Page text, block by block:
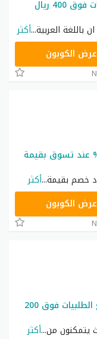
كود خصم شي ان 50 ريال عند شراء منتجات فوق 400 ريال
العربية...أكثر
عرض الكوبون
كود خصم شي ان خصم اضافي 30% عند تسوق بقيمة
خصم بقيمة...أكثر
عرض الكوبون
كود شي ان خصم اضافي 15% على جميع الطلبيات فوق 200
يتمكنون من...أكثر